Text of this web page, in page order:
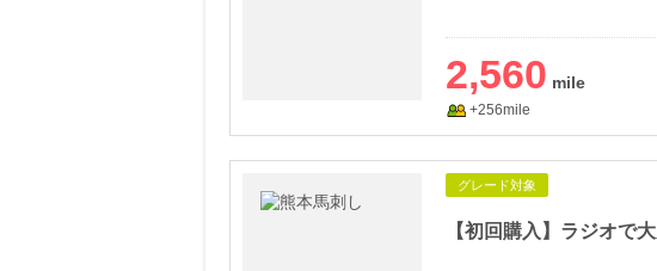
2,560
+256mile
グレード対象